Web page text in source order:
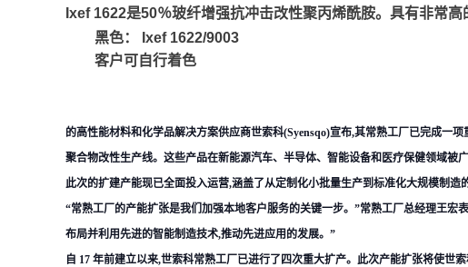
Ixef 1622是50％玻纤增强抗冲击改性聚丙烯酰胺。具有非常
黑色： Ixef 1622/9003
客户可自行着色
的高性能材料和化学品解决方案供应商世索科(Syensqo)宣布,其常熟工厂已完成一
聚合物改性生产线。这些产品在新能源汽车、半导体、智能设备和医疗保健领域被
此次的扩建产能现已全面投入运营,涵盖了从定制化小批量生产到标准化大规模制造
“常熟工厂的产能扩张是我们加强本地客户服务的关键一步。”常熟工厂总经理王
布局并利用先进的智能制造技术,推动先进应用的发展。”
自 17 年前建立以来,世索科常熟工厂已进行了四次重大扩产。此次产能扩张将使世